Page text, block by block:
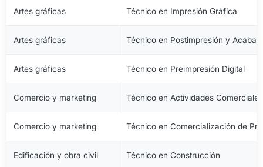
Artes gráficas Técnico en Impresión Gráfica
Artes gráficas Técnico en Postimpresión y
Artes gráficas Técnico en Preimpresión Digital
Comercio y marketing Técnico en Actividades Comerciales
Comercio y marketing Técnico en Comercialización de
Edificación y obra civil Técnico en Construcción